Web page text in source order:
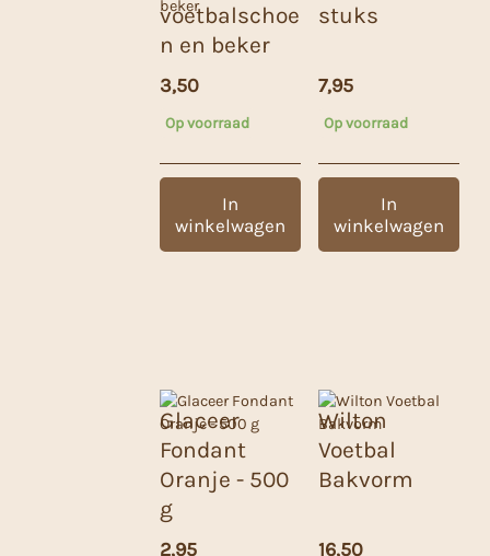
voetbalschoe
n en beker
3,50
Op voorraad
In
winkelwagen
stuks
7,95
Op voorraad
In
winkelwagen
Glaceer
Fondant
Oranje - 500
g
2,95
Wilton
Voetbal
Bakvorm
16,50